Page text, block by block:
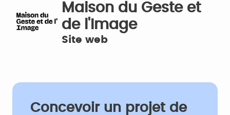
Maison du Geste et
de l'Image
Site web
Concevoir un projet de